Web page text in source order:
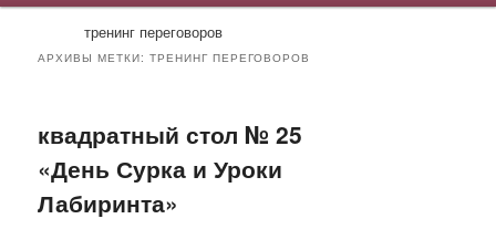
Солдатова Татьяна
тренинг переговоров
АРХИВЫ МЕТКИ:ТРЕНИНГ ПЕРЕГОВОРОВ
квадратный стол № 25
«День Сурка и Уроки
Лабиринта»